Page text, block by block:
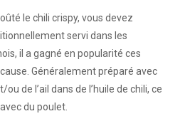
le chili crispy, vous devez
servi dans les
il a gagné en popularité ces
Généralement préparé avec
de l’ail dans de l’huile de chili, ce
du poulet.